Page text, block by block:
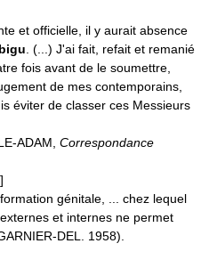
et officielle, il y aurait absence
. (...) J'ai fait, refait et remanié
fois avant de le soumettre,
de mes contemporains,
éviter de classer ces Messieurs
ADAM, Correspondance
génitale, ... chez lequel
et internes ne permet
DEL. 1958).